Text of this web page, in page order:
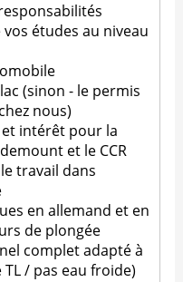
études au niveau
(sinon - le permis
nous)
et intérêt pour la
et le CCR
travail dans
en allemand et en
de plongée
complet adapté à
/ pas eau froide)